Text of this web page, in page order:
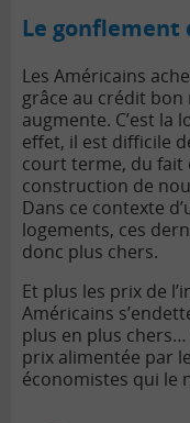
Le gonflement
Les Américains
grâce au crédit bon
augmente. C’est la
effet, il est difficile
court terme, du fait
construction de
Dans ce contexte
logements, ces
donc plus chers.
Et plus les prix de
Américains
plus en plus chers…
prix alimentée par
économistes qui le